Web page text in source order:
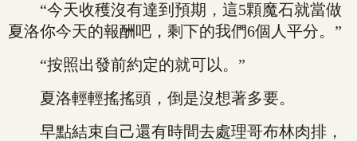
“今天收穫沒有達到預期，這5顆魔石就當做
夏洛你今天的報酬吧，剩下的我們6個人平分。”
“按照出發前約定的就可以。”
夏洛輕輕搖搖頭，倒是沒想著多要。
早點結束自己還有時間去處理哥布林肉排，